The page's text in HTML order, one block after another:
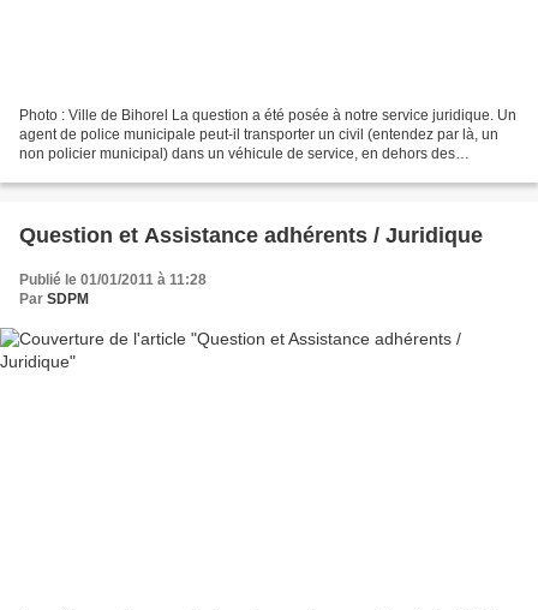
Photo : Ville de Bihorel La question a été posée à notre service juridique. Un
agent de police municipale peut-il transporter un civil (entendez par là, un
non policier municipal) dans un véhicule de service, en dehors des
Question et Assistance adhérents / Juridique
Publié le 01/01/2011 à 11:28
Par SDPM